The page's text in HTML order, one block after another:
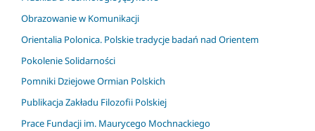
Obrazowanie w Komunikacji
Orientalia Polonica. Polskie tradycje badań nad Orientem
Pokolenie Solidarności
Pomniki Dziejowe Ormian Polskich
Publikacja Zakładu Filozofii Polskiej
Prace Fundacji im. Maurycego Mochnackiego